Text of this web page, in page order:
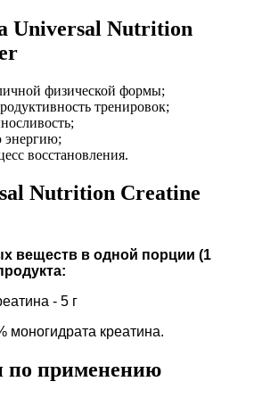
Universal Nutrition
физической формы;
тренировок;
энергию;
восстановления.
Nutrition Creatine
веществ в одной порции (1
- 5 г
моногидрата креатина.
по применению